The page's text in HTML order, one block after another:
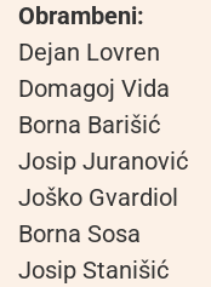
Obrambeni:
Dejan Lovren
Domagoj Vida
Borna Barišić
Josip Juranović
Joško Gvardiol
Borna Sosa
Josip Stanišić